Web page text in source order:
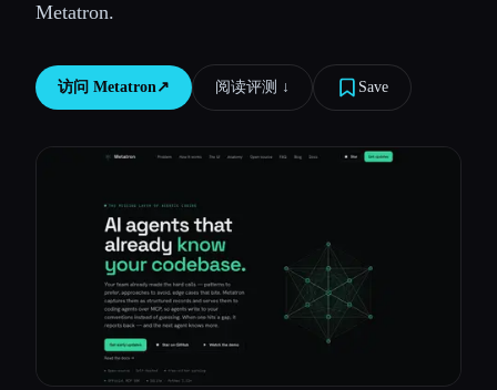
🎓学生
Metatron.
访问 Metatron↗︎ 阅读评测 ↓︎ Save